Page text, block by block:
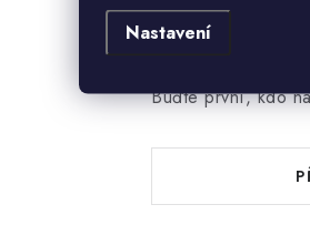
Nastavení
Buďte první, kdo